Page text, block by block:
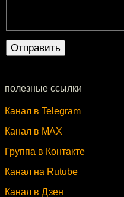
полезные ссылки
Канал в Telegram
Канал в MAX
Группа в Контакте
Канал на Rutube
Канал в Дзен